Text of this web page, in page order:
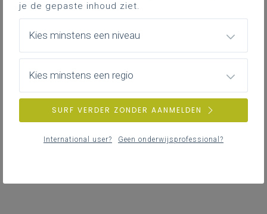
je de gepaste inhoud ziet.
Kies minstens een niveau
Kies minstens een regio
SURF VERDER ZONDER AANMELDEN
International user? Geen onderwijsprofessional?